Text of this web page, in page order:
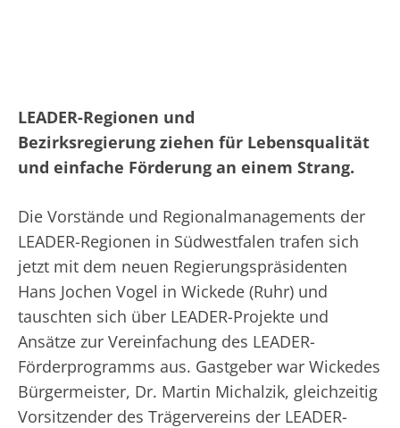
LEADER-Regionen und
Bezirksregierung ziehen für Lebensqualität
und einfache Förderung an einem Strang.
Die Vorstände und Regionalmanagements der
LEADER-Regionen in Südwestfalen trafen sich
jetzt mit dem neuen Regierungspräsidenten
Hans Jochen Vogel in Wickede (Ruhr) und
tauschten sich über LEADER-Projekte und
Ansätze zur Vereinfachung des LEADER-
Förderprogramms aus. Gastgeber war Wickedes
Bürgermeister, Dr. Martin Michalzik, gleichzeitig
Vorsitzender des Trägervereins der LEADER-